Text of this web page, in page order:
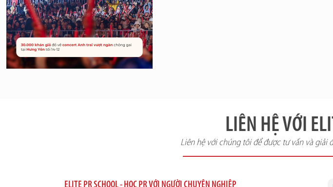
LIÊN HỆ VỚI
Liên hệ với chúng tôi để được tư vấn và giải
ELITE PR SCHOOL - HỌC PR VỚI NGƯỜI CHUYÊN NGHIỆP